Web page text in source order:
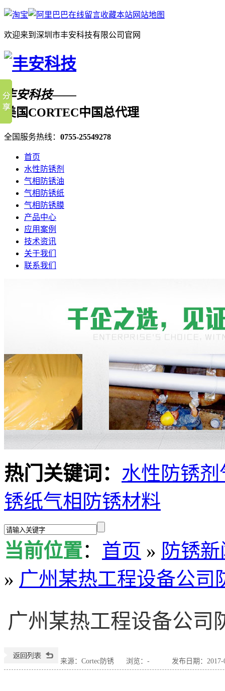
在线留言收藏本站网站地图
欢迎来到深圳市丰安科技有限公司官网
丰安科技——
美国CORTEC中国总代理
全国服务热线： 0755-25549278
首页
水性防锈剂
气相防锈油
气相防锈纸
气相防锈膜
产品中心
应用案例
技术资讯
关于我们
联系我们
热门关键词： 水性防锈剂
锈纸气相防锈材料
当前位置： 首页 » 防锈
» 广州某热工程设备公司
广州某热工程设备公司
来源：Cortec防锈 浏览： - 发布日期：2017-